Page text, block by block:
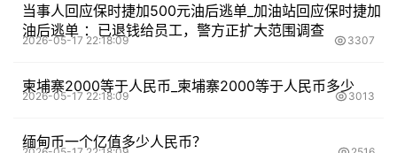
当事人回应保时捷加500元油后逃单_加油站回应保时捷加
油后逃单 ：已退钱给员工，警方正扩大范围调查
2026-05-17 22:18:09 3307
柬埔寨2000等于人民币_柬埔寨2000等于人民币多少
2026-05-17 22:18:09 3013
缅甸币一个亿值多少人民币？